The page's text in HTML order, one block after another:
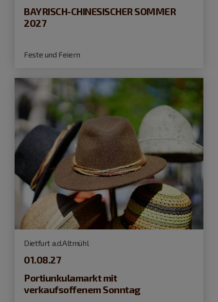
BAYRISCH-CHINESISCHER SOMMER
2027
Feste und Feiern
Dietfurt a.d.Altmühl
01.08.27
Portiunkulamarkt mit
verkaufsoffenem Sonntag